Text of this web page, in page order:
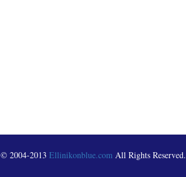
© 2004-2013 Ellinikonblue.com All Rights Reserved.